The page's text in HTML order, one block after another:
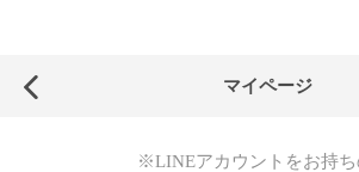
マイページ
※LINEアカウントをお持ち